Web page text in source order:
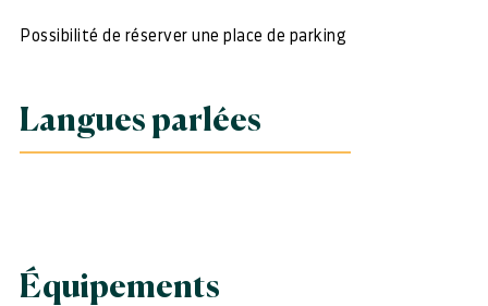
Possibilité de réserver une place de parking
Langues parlées
Équipements